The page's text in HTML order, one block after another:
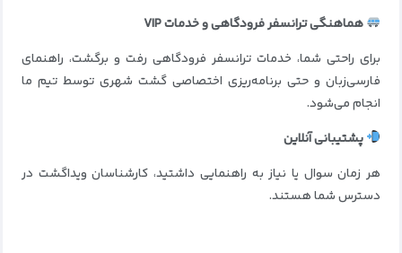
هماهنگی ترانسفر فرودگاهی و خدمات VIP
برای راحتی شما، خدمات ترانسفر فرودگاهی رفت و برگشت، راهنمای
فارسی‌زبان و حتی برنامه‌ریزی اختصاصی گشت شهری توسط تیم ما
انجام می‌شود.
پشتیبانی آنلاین
هر زمان سوال یا نیاز به راهنمایی داشتید، کارشناسان ویداگشت در
دسترس شما هستند.